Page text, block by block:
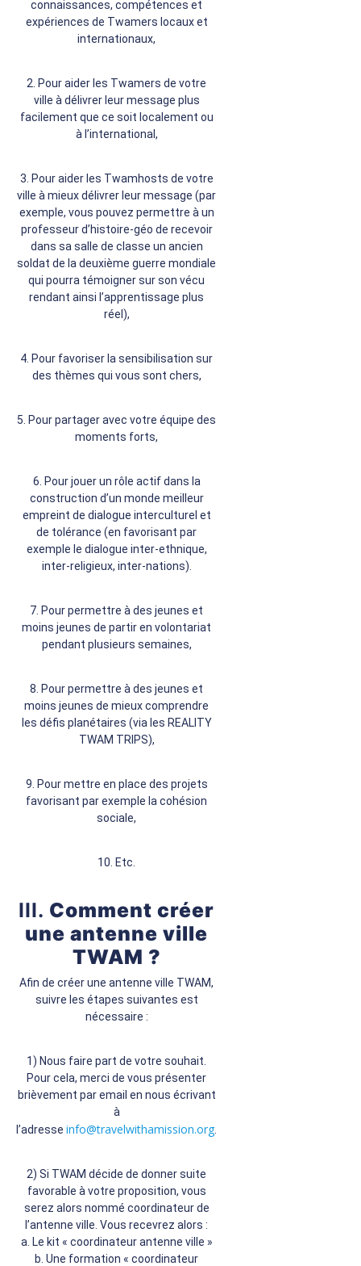
connaissances, compétences et
expériences de Twamers locaux et
internationaux,
2. Pour aider les Twamers de votre
ville à délivrer leur message plus
facilement que ce soit localement ou
à l’international,
3. Pour aider les Twamhosts de votre
ville à mieux délivrer leur message (par
exemple, vous pouvez permettre à un
professeur d’histoire-géo de recevoir
dans sa salle de classe un ancien
soldat de la deuxième guerre mondiale
qui pourra témoigner sur son vécu
rendant ainsi l’apprentissage plus
réel),
4. Pour favoriser la sensibilisation sur
des thèmes qui vous sont chers,
5. Pour partager avec votre équipe des
moments forts,
6. Pour jouer un rôle actif dans la
construction d’un monde meilleur
empreint de dialogue interculturel et
de tolérance (en favorisant par
exemple le dialogue inter-ethnique,
inter-religieux, inter-nations).
7. Pour permettre à des jeunes et
moins jeunes de partir en volontariat
pendant plusieurs semaines,
8. Pour permettre à des jeunes et
moins jeunes de mieux comprendre
les défis planétaires (via les REALITY
TWAM TRIPS),
9. Pour mettre en place des projets
favorisant par exemple la cohésion
sociale,
10. Etc.
III. Comment créer
une antenne ville
TWAM ?
Afin de créer une antenne ville TWAM,
suivre les étapes suivantes est
nécessaire :
1) Nous faire part de votre souhait.
Pour cela, merci de vous présenter
brièvement par email en nous écrivant
à
l’adresse info@travelwithamission.org
2) Si TWAM décide de donner suite
favorable à votre proposition, vous
serez alors nommé coordinateur de
l’antenne ville. Vous recevrez alors :
a. Le kit « coordinateur antenne ville »
b. Une formation « coordinateur